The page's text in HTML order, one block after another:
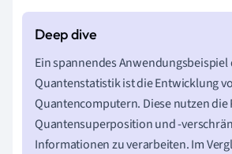
Ein spannendes Anwendungsbeispiel
Quantenstatistik ist die Entwicklung
Quantencomputern. Diese nutzen
Quantensuperposition und -
Informationen zu verarbeiten. Im